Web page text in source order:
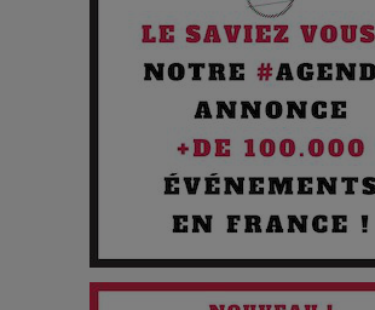
Pourquoi les Petites Entreprises
Les 3 meilleures destinations pour des
Quand l'Opéra Rencontre l'IA : Lola
Paradoxe qui Chante le Futur